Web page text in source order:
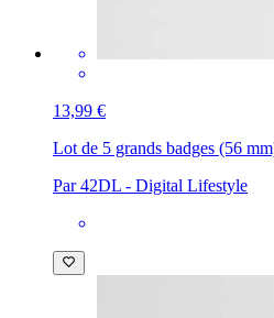
13,99 €
Lot de 5 grands badges (56
Par 42DL - Digital Lifestyle